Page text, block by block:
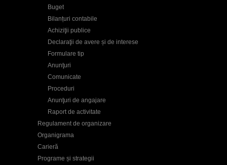
Buget
Bilanțuri contabile
Achiziţii publice
Declaraţii de avere și de interese
Formulare tip
Anunţuri
Comunicate
Proceduri
Anunţuri de angajare
Raport de activitate
Regulament de organizare
Organigrama
Carieră
Programe și strategii